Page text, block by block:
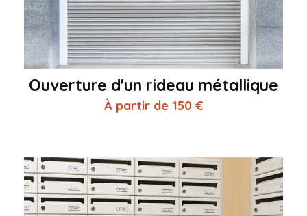
Ouverture d'un rideau métallique
À partir de 150 €